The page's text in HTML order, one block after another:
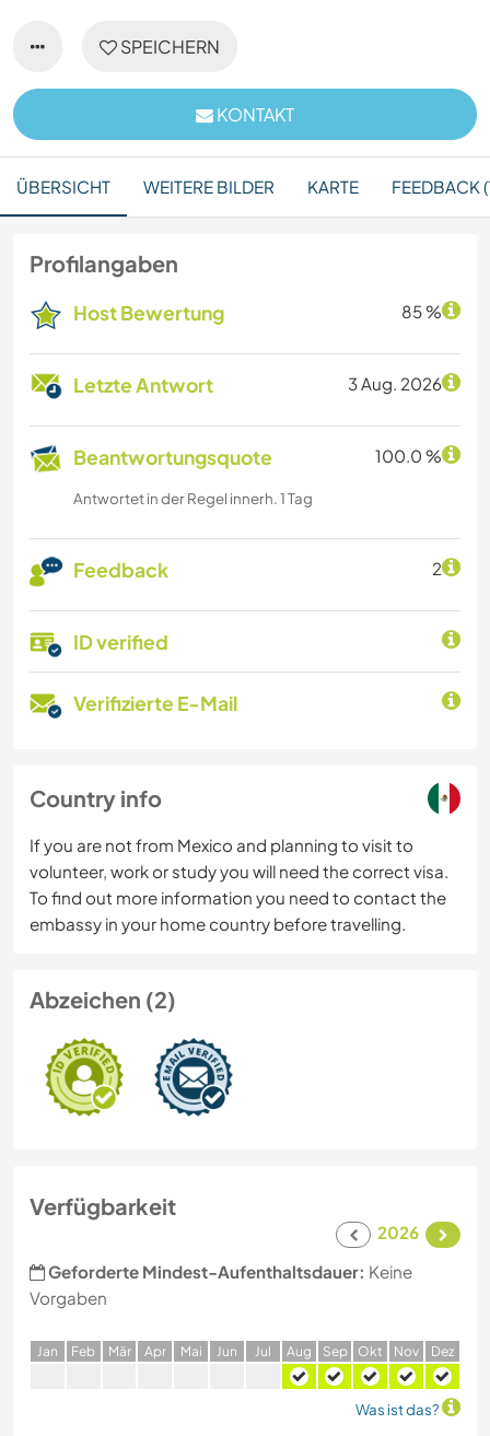
SPEICHERN
KONTAKT
ÜBERSICHT WEITERE BILDER KARTE FEEDBACK
Profilangaben
Host Bewertung 85 %
Letzte Antwort 3 Aug. 2026
Beantwortungsquote 100.0 %
Antwortet in der Regel innerh. 1 Tag
Feedback 2
ID verified
Verifizierte E-Mail
Country info
If you are not from Mexico and planning to visit to
volunteer, work or study you will need the correct visa.
To find out more information you need to contact the
embassy in your home country before travelling.
Abzeichen (2)
Verfügbarkeit
2026
Geforderte Mindest-Aufenthaltsdauer: Keine
Vorgaben
Jan Feb Mär Apr Mai Jun Jul Aug Sep Okt Nov Dez
Was ist das?